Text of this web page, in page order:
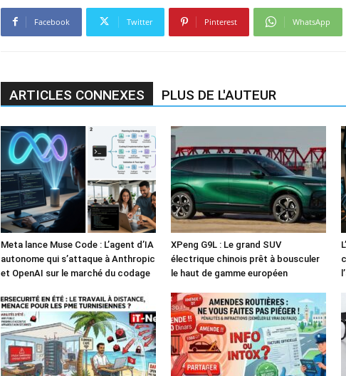
Facebook Twitter Pinterest WhatsApp
ARTICLES CONNEXES PLUS DE L'AUTEUR
Meta lance Muse Code : L’agent d’IA
autonome qui s’attaque à Anthropic
et OpenAI sur le marché du codage
XPeng G9L : Le grand SUV
électrique chinois prêt à bousculer
le haut de gamme européen